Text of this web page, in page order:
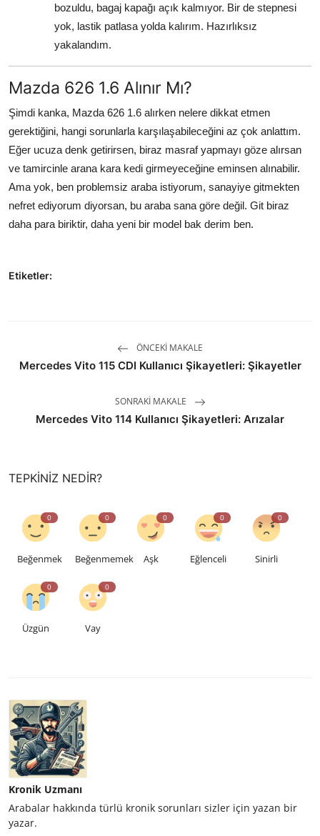
bozuldu, bagaj kapağı açık kalmıyor. Bir de stepnesi
yok, lastik patlasa yolda kalırım. Hazırlıksız
yakalandım.
Mazda 626 1.6 Alınır Mı?
Şimdi kanka, Mazda 626 1.6 alırken nelere dikkat etmen
gerektiğini, hangi sorunlarla karşılaşabileceğini az çok anlattım.
Eğer ucuza denk getirirsen, biraz masraf yapmayı göze alırsan
ve tamircinle arana kara kedi girmeyeceğine eminsen alınabilir.
Ama yok, ben problemsiz araba istiyorum, sanayiye gitmekten
nefret ediyorum diyorsan, bu araba sana göre değil. Git biraz
daha para biriktir, daha yeni bir model bak derim ben.
Etiketler:
ÖNCEKI MAKALE
Mercedes Vito 115 CDI Kullanıcı Şikayetleri: Şikayetler
SONRAKI MAKALE
Mercedes Vito 114 Kullanıcı Şikayetleri: Arızalar
TEPKINIZ NEDIR?
0
Beğenmek
0
Beğenmemek
0
Aşk
0
Eğlenceli
0
Sinirli
0
Üzgün
0
Vay
Kronik Uzmanı
Arabalar hakkında türlü kronik sorunları sizler için yazan bir
yazar.